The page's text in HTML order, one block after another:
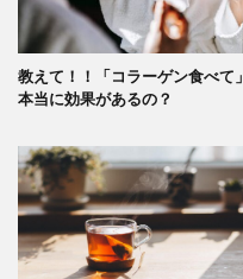
教えて！！「コラーゲン食べて」
本当に効果があるの？